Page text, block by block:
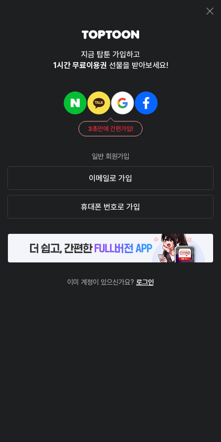
지금 탑툰 가입하고
1시간 무료이용권 선물을 받아보세요!
3초만에 간편가입!
일반 회원가입
이메일로 가입
휴대폰 번호로 가입
이미 계정이 있으신가요? 로그인